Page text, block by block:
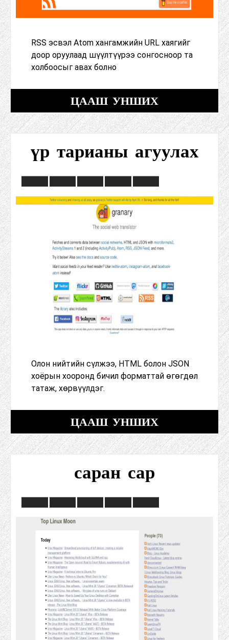
RSS эсвэл Atom хангамжийн URL хаягийг
доор оруулаад шүүлтүүрээ сонгосноор та
холбоосыг авах болно
ЦААШ УНШИХ
үр тарианы агуулах
Олон нийтийн сүлжээ, HTML болон JSON
хоёрын хооронд бичил форматтай өгөгдөл
татаж, хөрвүүлдэг.
ЦААШ УНШИХ
саран сар